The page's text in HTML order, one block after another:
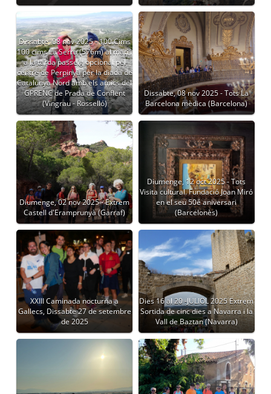
Dissabte, 08 nov 2025 - 100 Cims
100 cims La Serra (576m) al matí i
a la tarda passeig opcional pel
centre de Perpinyà per la diada de
Catalunya Nord amb els amics del
GPRENC de Prada de Conflent
(Vingrau - Rosselló)
Dissabte, 08 nov 2025 - Tots La
Barcelona mèdica (Barcelona)
Diumenge, 02 nov 2025 - Extrem
Castell d'Eramprunyà (Garraf)
Diumenge, 12 oct 2025 - Tots
Visita cultural. Fundació Joan Miró
en el seu 50é aniversari
(Barcelonès)
XXIII Caminada nocturna a
Gallecs, Dissabte 27 de setembre
de 2025
Dies 16 al 20 -JULIOL 2025 Extrem
Sortida de cinc dies a Navarra i la
Vall de Baztan (Navarra)